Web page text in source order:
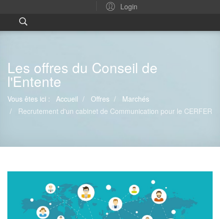
Login
Les offres du Conseil de
l'Entente
Vous êtes ici : Accueil Offres
Marchés
Recrutement d'un cabinet de Communication pour le CERFER